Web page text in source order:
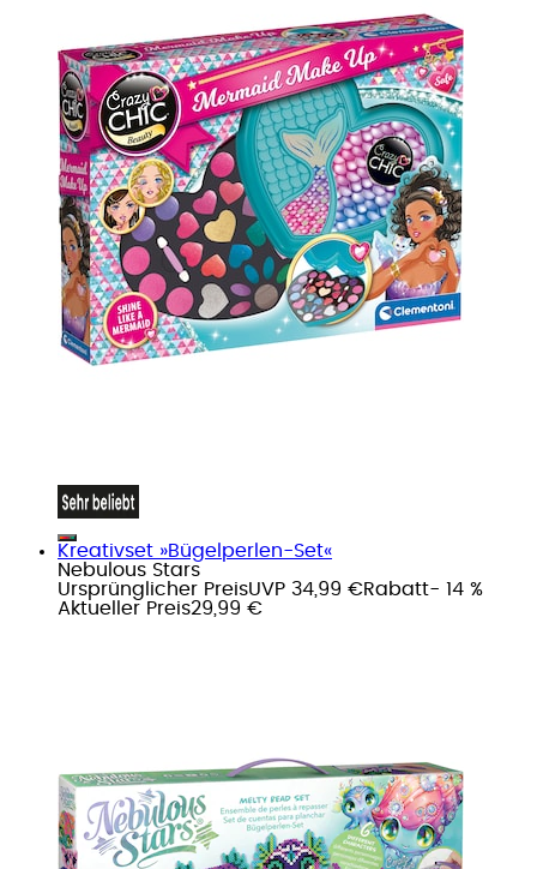
Kreativset »Bügelperlen-Set«
Nebulous Stars
Ursprünglicher PreisUVP 34,99 €Rabatt- 14 %
Aktueller Preis29,99 €